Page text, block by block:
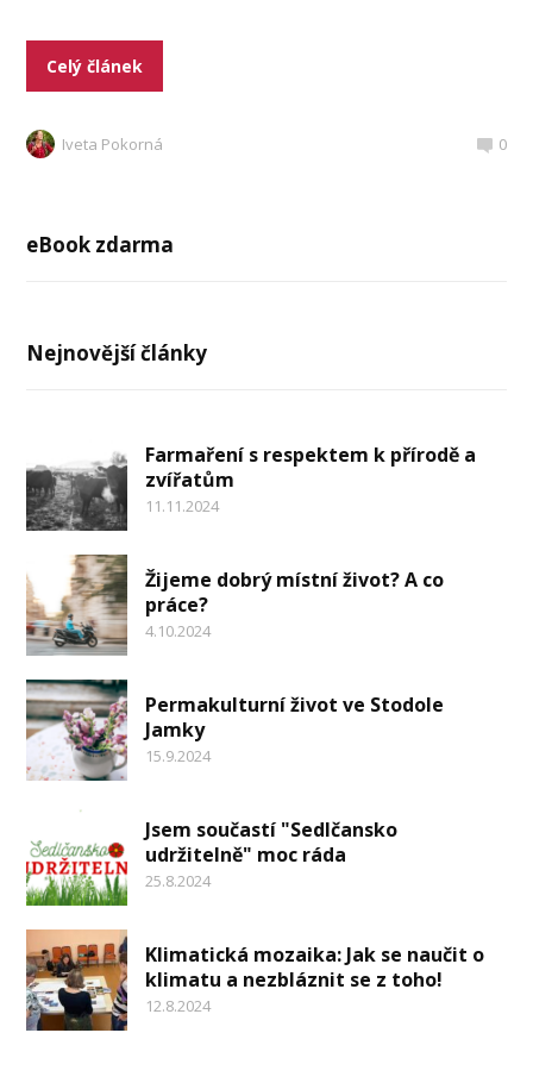
Celý článek
Iveta Pokorná 0
eBook zdarma
Nejnovější články
Farmaření s respektem k přírodě a
zvířatům
11.11.2024
Žijeme dobrý místní život? A co
práce?
4.10.2024
Permakulturní život ve Stodole
Jamky
15.9.2024
Jsem součastí "Sedlčansko
udržitelně" moc ráda
25.8.2024
Klimatická mozaika: Jak se naučit o
klimatu a nezbláznit se z toho!
12.8.2024